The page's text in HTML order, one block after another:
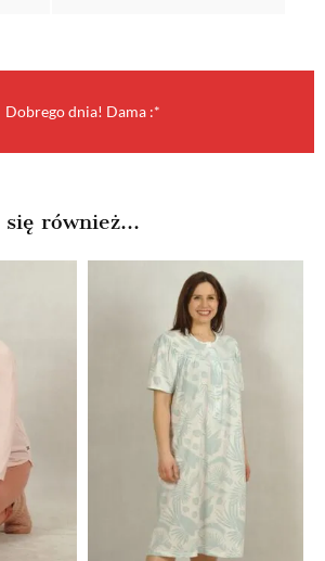
Dobrego dnia! Dama :*
się również…